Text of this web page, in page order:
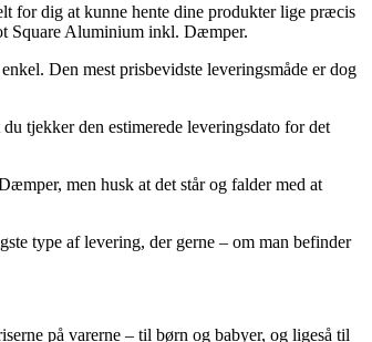
for dig at kunne hente dine produkter lige præcis
Square Aluminium inkl. Dæmper.
Den mest prisbevidste leveringsmåde er dog
tjekker den estimerede leveringsdato for det
men husk at det står og falder med at
type af levering, der gerne – om man befinder
på varerne – til børn og babyer, og ligeså til